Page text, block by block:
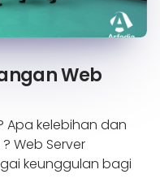
Web
Apa kelebihan dan
Web Server
keunggulan bagi